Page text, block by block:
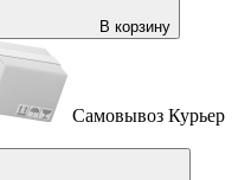
В корзину
Самовывоз Курьер